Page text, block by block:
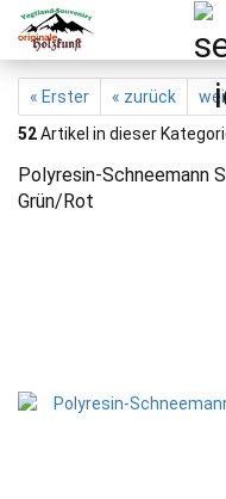
« Erster « zurück
52Artikel in dieser
Polyresin-Schneemann
Grün/Rot